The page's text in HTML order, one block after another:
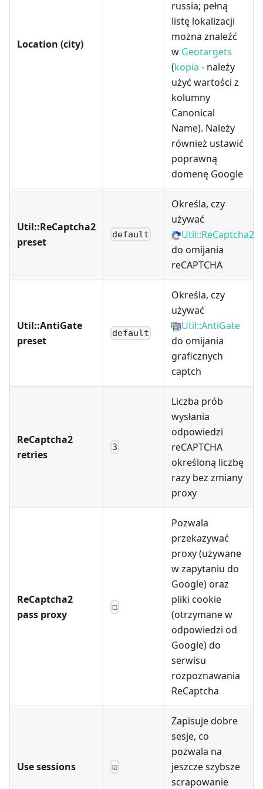
Location (city)
russia; pełną
listę lokalizacji
można znaleźć
w Geotargets
(kopia - należy
użyć wartości z
kolumny
Canonical
Name). Należy
również ustawić
poprawną
domenę Google
Util::ReCaptcha2
preset
default
Określa, czy
używać
Util::ReCaptcha2
do omijania
reCAPTCHA
Util::AntiGate
preset
default
Określa, czy
używać
Util::AntiGate
do omijania
graficznych
captch
ReCaptcha2
retries
3
Liczba prób
wysłania
odpowiedzi
reCAPTCHA
określoną liczbę
razy bez zmiany
proxy
ReCaptcha2
pass proxy
☐
Pozwala
przekazywać
proxy (używane
w zapytaniu do
Google) oraz
pliki cookie
(otrzymane w
odpowiedzi od
Google) do
serwisu
rozpoznawania
ReCaptcha
Use sessions ☑
Zapisuje dobre
sesje, co
pozwala na
jeszcze szybsze
scrapowanie